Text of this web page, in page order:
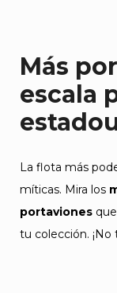
Más
escala
La flota más
míticas. Mira los
portaviones
tu colección. ¡No